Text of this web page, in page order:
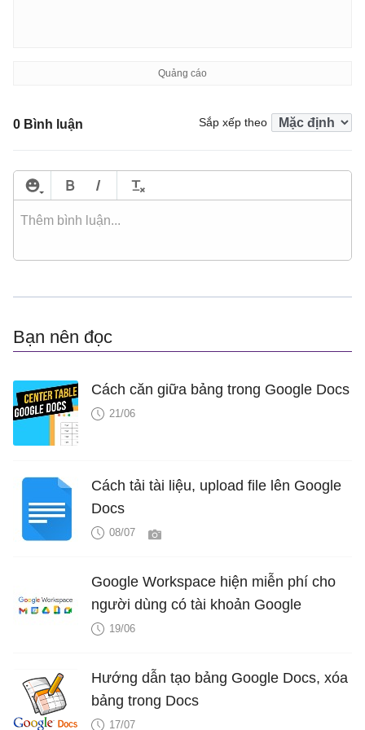
0 Bình luận Sắp xếp theo
Bạn nên đọc
Cách căn giữa bảng trong Google Docs
21/06
Cách tải tài liệu, upload file lên Google
Docs
08/07
Google Workspace hiện miễn phí cho
người dùng có tài khoản Google
19/06
Hướng dẫn tạo bảng Google Docs, xóa
bảng trong Docs
17/07